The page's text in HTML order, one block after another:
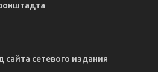
сетевого издания